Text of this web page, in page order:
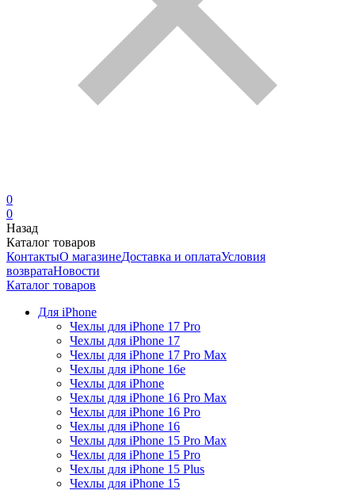
0
0
Назад
Каталог товаров
КонтактыО магазинеДоставка и оплатаУсловия
возвратаНовости
Каталог товаров
Для iPhone
Чехлы для iPhone 17 Pro
Чехлы для iPhone 17
Чехлы для iPhone 17 Pro Max
Чехлы для iPhone 16e
Чехлы для iPhone
Чехлы для iPhone 16 Pro Max
Чехлы для iPhone 16 Pro
Чехлы для iPhone 16
Чехлы для iPhone 15 Pro Max
Чехлы для iPhone 15 Pro
Чехлы для iPhone 15 Plus
Чехлы для iPhone 15